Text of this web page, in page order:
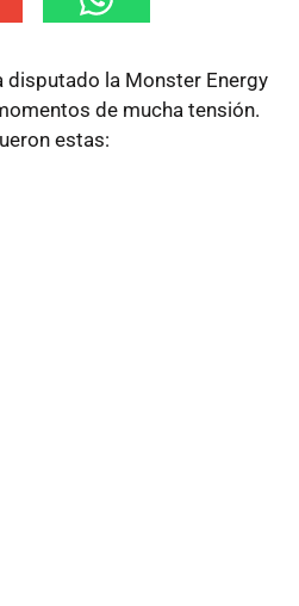
disputado la Monster Energy
de mucha tensión.
estas: